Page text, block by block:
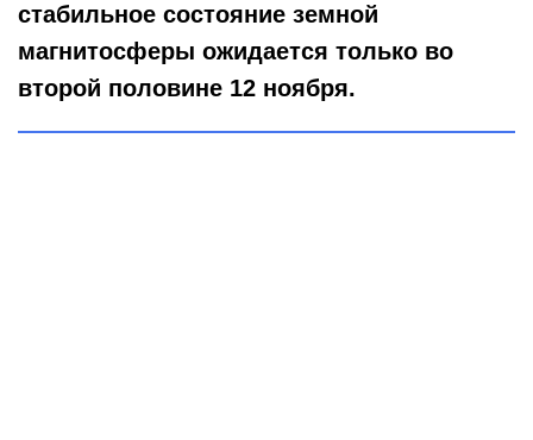
стабильное состояние земной
магнитосферы ожидается только во
второй половине 12 ноября.